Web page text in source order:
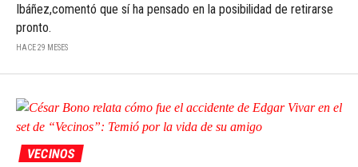
Ibáñez,comentó que sí ha pensado en la posibilidad de retirarse
pronto.
HACE 29 MESES
VECINOS